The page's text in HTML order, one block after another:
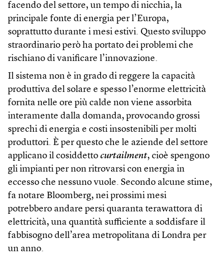
facendo del settore, un tempo di nicchia, la
principale fonte di energia per l’Europa,
soprattutto durante i mesi estivi. Questo sviluppo
straordinario però ha portato dei problemi che
rischiano di vanificare l’innovazione.
Il sistema non è in grado di reggere la capacità
produttiva del solare e spesso l’enorme elettricità
fornita nelle ore più calde non viene assorbita
interamente dalla domanda, provocando grossi
sprechi di energia e costi insostenibili per molti
produttori. È per questo che le aziende del settore
applicano il cosiddetto curtailment, cioè spengono
gli impianti per non ritrovarsi con energia in
eccesso che nessuno vuole. Secondo alcune stime,
fa notare Bloomberg, nei prossimi mesi
potrebbero andare persi quaranta terawattora di
elettricità, una quantità sufficiente a soddisfare il
fabbisogno dell’area metropolitana di Londra per
un anno.